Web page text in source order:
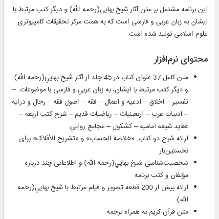
این برنامه مشتمل بر متن آثار شیخ بهایی(رحمه الله) و دیگر کتب مرتبط با
ایشان به زبان عربی و فارسی است که به همت مرکز تحقیقات کامپیوتری
علوم اسلامی تولید شده است.
محتوای نرم‌افزار
متن كامل 37 عنوان كتاب در 45 جلد از آثار شيخ بهايي(رحمه الله)
و دیگر کتب مرتبط با ایشان، به زبان عربي و فارسی با موضوعات: –
تفسیر – اخلاق – ادعيه و اعمال – فقه – اصول فقه – رجال و درايه
– ادبيات عرب – اربعينيات – رياضيات قديم – شرح كتب اربعه –
عقايد شيعه اماميه – كشكول – مجامع روايي
ارائه شرح دو كتاب: «خلاصة الحساب» و «تشریح الأفلاک» برای
نخستين‌بار
شخصیت‌شناسی شيخ بهايي(رحمه الله) و اطلاعاتی چند درباره
مؤلفان و كتب برنامه
ارائه بيش از 200 قطعه تصوير و فیلم مرتبط با شيخ بهايي(رحمه
الله)
متن قرآن كريم به همراه ترجمه